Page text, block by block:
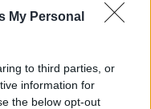
My Personal
to third parties, or
information for
the below opt-out
στοGoogle News
ειδήσεις